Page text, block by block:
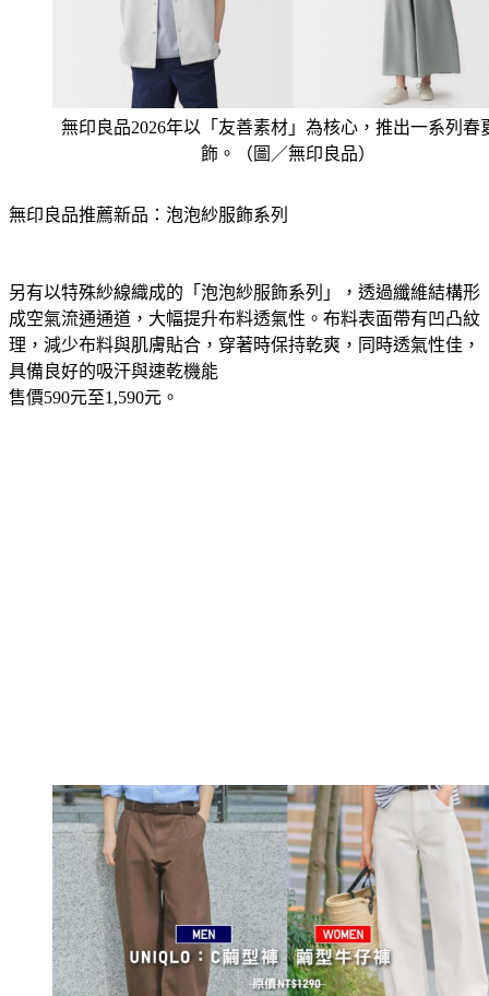
無印良品2026年以「友善素材」為核心，推出一系列春
飾。（圖／無印良品）
無印良品推薦新品：泡泡紗服飾系列
另有以特殊紗線織成的「泡泡紗服飾系列」，透過纖維結構形
成空氣流通通道，大幅提升布料透氣性。布料表面帶有凹凸紋
理，減少布料與肌膚貼合，穿著時保持乾爽，同時透氣性佳，
具備良好的吸汗與速乾機能
​售價590元至1,590元。